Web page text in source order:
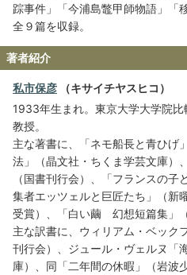
踪事件」「今浦島鼈甲師物語」「
全９篇を収録。
著者紹介
私市保彦 （キサイチヤスヒコ）
1933年生まれ。東京大学大学院
教授。
主な著書に、「ネモ船長と青ひげ
法」（晶文社・ちくま学芸文庫）
（国書刊行会）、「フランスの
集者エッツェルと巨匠たち」（新
受賞）、「白い繭 幻想短篇集」（
主な訳書に、ウィリアム・ベック
刊行会）、ジュール・ヴェルヌ「
庫）、同「二年間の休暇」（岩波